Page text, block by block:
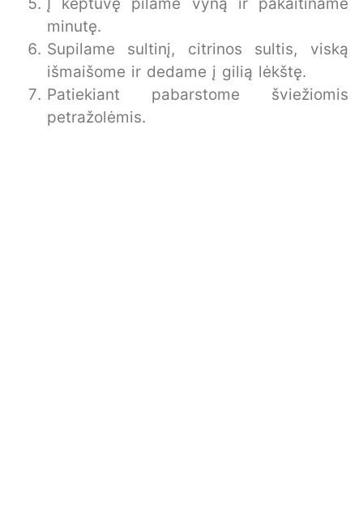
minutę.
Supilame sultinį, citrinos sultis, viską
išmaišome ir dedame į gilią lėkštę.
Patiekiant pabarstome šviežiomis
petražolėmis.